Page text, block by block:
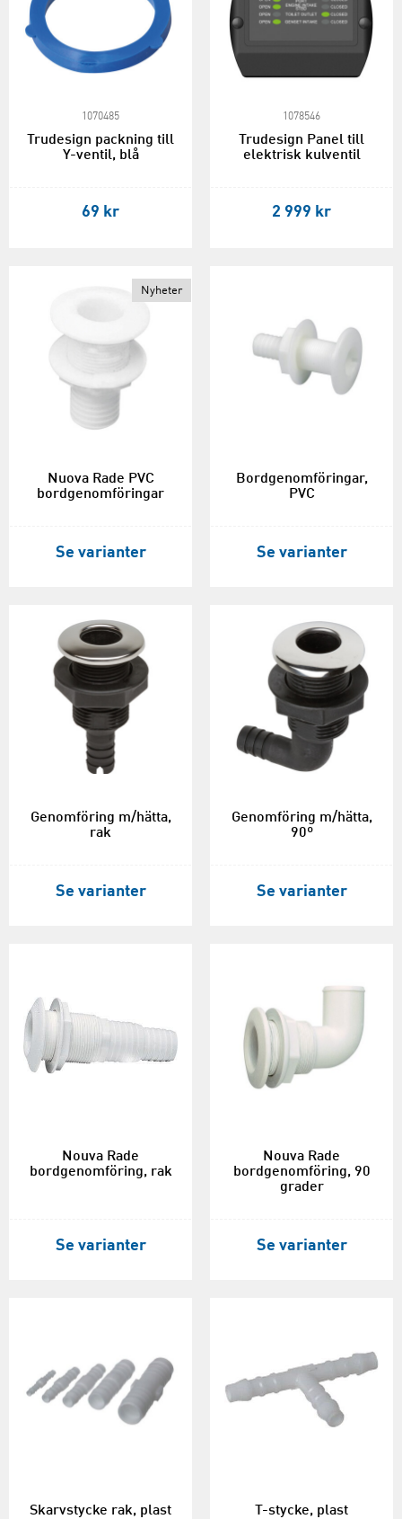
1070485
Trudesign packning till
Y-ventil, blå
69 kr
1078546
Trudesign Panel till
elektrisk kulventil
2 999 kr
Nyheter
Nuova Rade PVC
bordgenomföringar
Se varianter
Bordgenomföringar,
PVC
Se varianter
Genomföring m/hätta,
rak
Se varianter
Genomföring m/hätta,
90º
Se varianter
Nouva Rade
bordgenomföring, rak
Se varianter
Nouva Rade
bordgenomföring, 90
grader
Se varianter
Skarvstycke rak, plast T-stycke, plast